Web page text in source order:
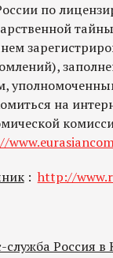
по
на
: http://
служба Россия в